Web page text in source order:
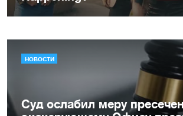
НОВОСТИ
Суд ослабил меру